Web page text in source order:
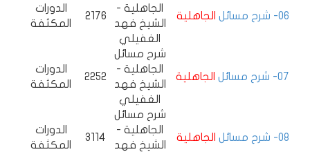
06- شرح مسائل الجاهلية
الجاهلية -
الشيخ فهد
الغفيلي
2176
الدورات
المكثفة
07- شرح مسائل الجاهلية
شرح مسائل
الجاهلية -
الشيخ فهد
الغفيلي
2252
الدورات
المكثفة
08- شرح مسائل الجاهلية
شرح مسائل
الجاهلية -
الشيخ فهد
3114
الدورات
المكثفة